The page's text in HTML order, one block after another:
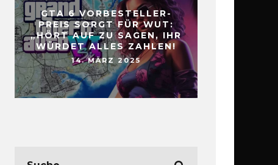
GTA 6 VORBESTELLER-
PREIS SORGT FÜR WUT:
„HÖRT AUF ZU SAGEN, IHR
WÜRDET ALLES ZAHLEN!
14. MÄRZ 2025